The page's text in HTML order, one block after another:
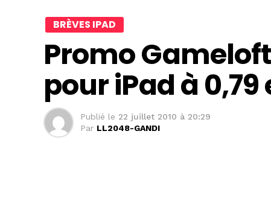
BRÈVES IPAD
Promo
pour iPad à
Publié le 22 juillet 2010 à 20:29
Par LL2048-GANDI